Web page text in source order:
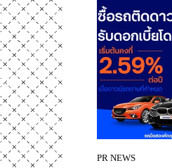
PR NEWS